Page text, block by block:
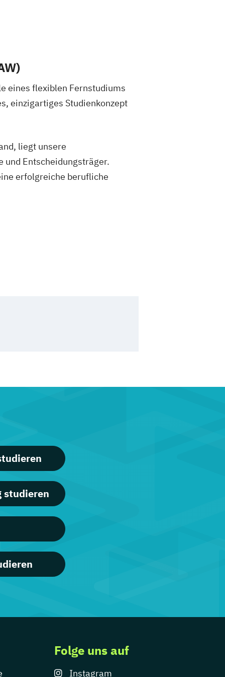
eines flexiblen Fernstudiums
einzigartiges Studienkonzept
liegt unsere
und Entscheidungsträger.
erfolgreiche berufliche
studieren
Folge uns auf
Instagram